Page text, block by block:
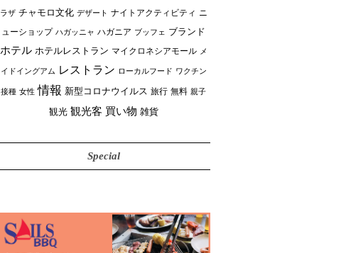
ラザ チャモロ文化 デザート ナイトアクティビティ ニ
ューショップ ハガッニャ ハガニア ブッフェ ブランド
ホテル ホテルレストラン マイクロネシアモール メ
イドイングアム レストラン ローカルフード ワクチン
接種 女性 情報 新型コロナウイルス 旅行 無料 親子
観光 観光客 買い物 雑貨
Special